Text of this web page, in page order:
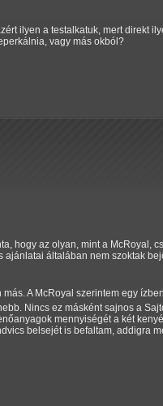
ilyen a testalkatuk, mert direkt
vagy más okból?
hogy az olyan, mint a McRoyal,
általában nem szoktak
A McRoyal szerintem egy
Nincs ez másként sajnos a
mennyiségét a két
belsejét is befaltam, addigra